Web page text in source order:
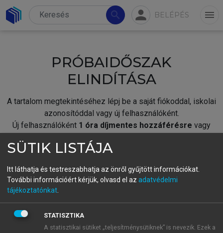
search person BELÉPÉS menu
PRÓBAIDŐSZAK
ELINDÍTÁSA
A tartalom megtekintéséhez lépj be a saját fiókoddal, iskolai
azonosítóddal vagy új felhasználóként.
Új felhasználóként 1 óra díjmentes hozzáférésre vagy
fiókoddal,vagy hozz létre új fiókot.
A regisztráció után apróbaidőszakautomatikusan
BELÉPÉS SAJÁT FIÓKKAL
SÜTIK LISTÁJA
Itt láthatja és testreszabhatja az önről gyűjtött információkat.
További információért kérjük, olvasd el az adatvédelmi
tájékoztatónkat
STATISZTIKA
A statisztikai sütiket „teljesítménysütiknek” is nevezik. Ezek a